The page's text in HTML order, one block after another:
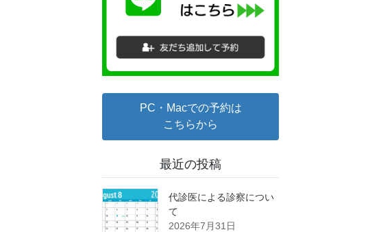
PC・Macでの予約は
こちらから
最近の投稿
代診医による診察につい
て
2026年7月31日